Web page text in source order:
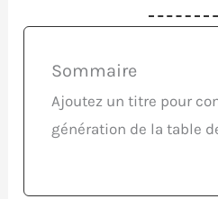
Sommaire
Ajoutez un titre pour
génération de la table